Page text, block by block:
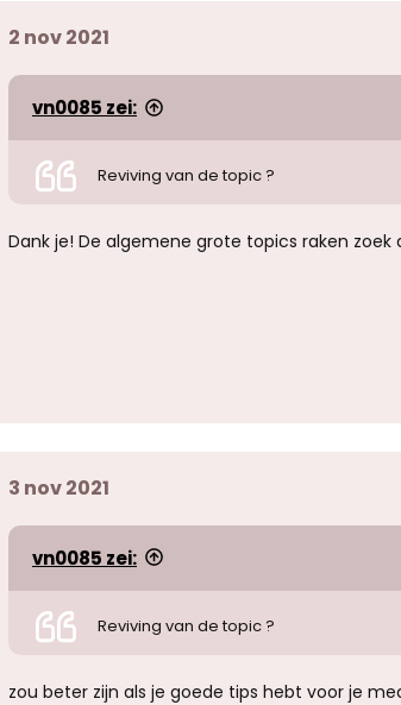
2 nov 2021
vn0085 zei:
Reviving van de topic ?
Dank je! De algemene grote topics raken
3 nov 2021
vn0085 zei:
Reviving van de topic ?
zou beter zijn als je goede tips hebt voor je